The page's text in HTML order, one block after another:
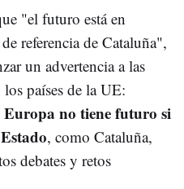
"el futuro está en
referencia de Cataluña",
un advertencia a las
países de la UE:
Europa no tiene futuro si
, como Cataluña,
debates y retos